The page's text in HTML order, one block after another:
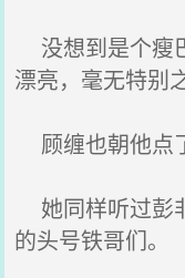
没想到是个瘦
漂亮，毫无特别
顾缠也朝他点
她同样听过彭
的头号铁哥们。